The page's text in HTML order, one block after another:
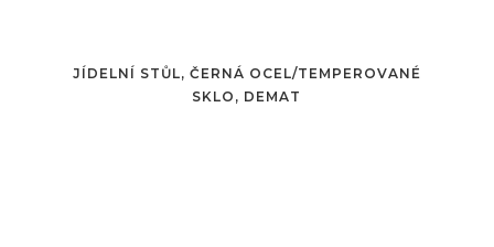
JÍDELNÍ STŮL, ČERNÁ OCEL/TEMPEROVANÉ
SKLO, DEMAT